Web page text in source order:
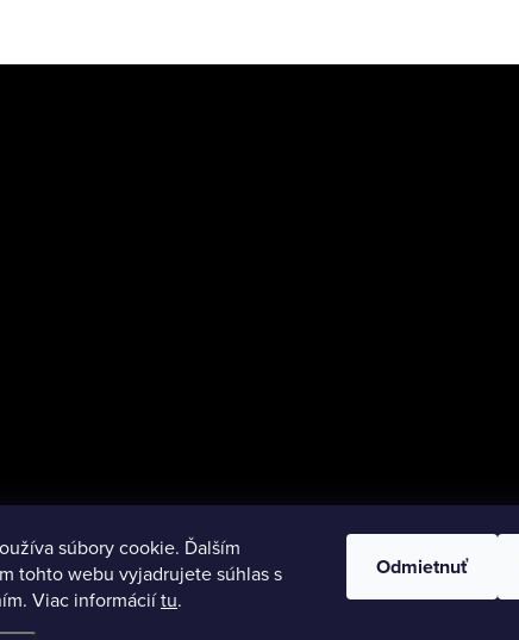
súbory cookie. Ďalším
tohto webu vyjadrujete súhlas s
Viac informáciítu.
Odmietnuť